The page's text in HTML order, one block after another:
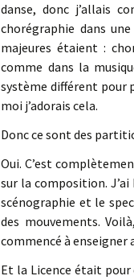
danse, donc j’allais
chorégraphie dans
majeures étaient :
comme dans la
système différent pour
moi j’adorais cela.
Donc ce sont des
Oui. C’est
sur la composition.
scénographie et le
des mouvements.
commencé à enseigner
Et la Licence était pour